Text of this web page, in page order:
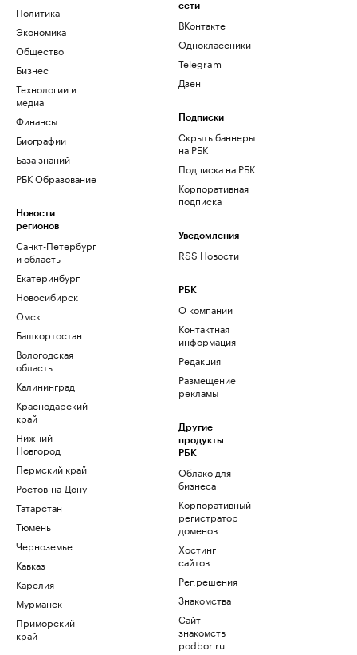
Политика
Экономика
Общество
Бизнес
Технологии и
медиа
Финансы
Биографии
База знаний
РБК Образование
Новости
регионов
Санкт-Петербург
и область
Екатеринбург
Новосибирск
Омск
Башкортостан
Вологодская
область
Калининград
Краснодарский
край
Нижний
Новгород
Пермский край
Ростов-на-Дону
Татарстан
Тюмень
Черноземье
Кавказ
Карелия
Мурманск
Приморский
край
сети
ВКонтакте
Одноклассники
Telegram
Дзен
Подписки
Скрыть баннеры
на РБК
Подписка на РБК
Корпоративная
подписка
Уведомления
RSS Новости
РБК
О компании
Контактная
информация
Редакция
Размещение
рекламы
Другие
продукты
РБК
Облако для
бизнеса
Корпоративный
регистратор
доменов
Хостинг
сайтов
Рег.решения
Знакомства
Сайт
знакомств
podbor.ru